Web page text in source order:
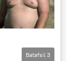
Batafsil 3